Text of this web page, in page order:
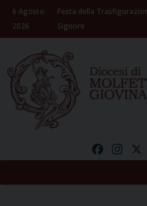
Skip
content
6 Agosto
2026
Festa della
Signore
Facebook